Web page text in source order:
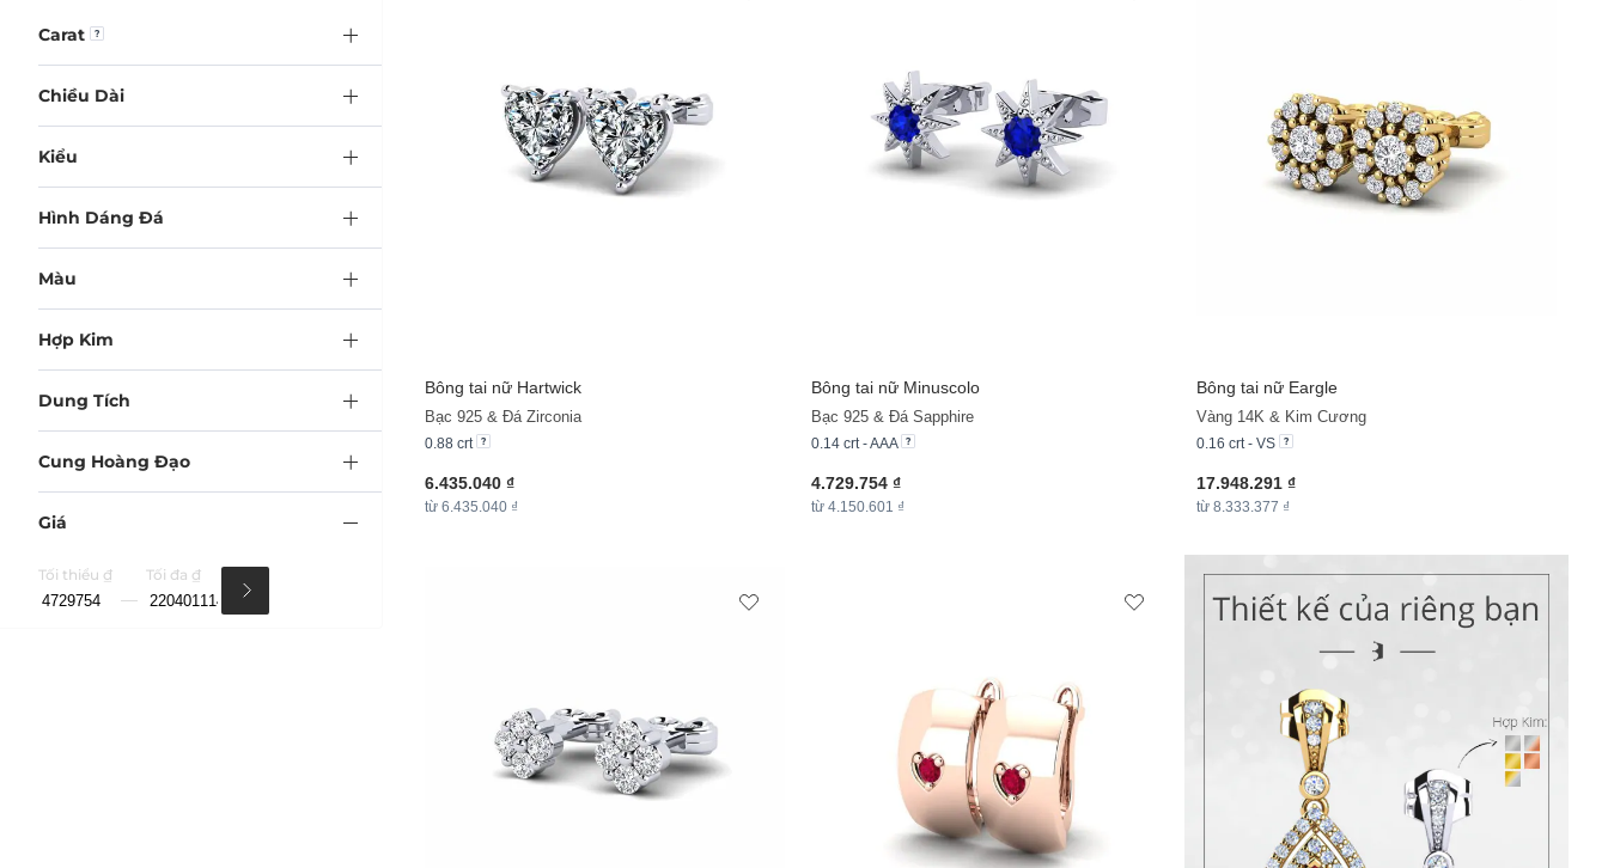
Bông tai nữ Hartwick
Bạc 925 & Đá Zirconia
0.88 crt
6.435.040 ₫
từ 6.435.040 ₫
Bông tai nữ Minuscolo
Bạc 925 & Đá Sapphire
0.14 crt - AAA
4.729.754 ₫
từ 4.150.601 ₫
Bông tai nữ Eargle
Vàng 14K & Kim Cương
0.16 crt - VS
17.948.291 ₫
từ 8.333.377 ₫
Carat
Chiều Dài
Kiểu
Hình Dáng Đá
Màu
Hợp Kim
Dung Tích
Cung Hoàng Đạo
Giá
Tối thiểu ₫ Tối đa ₫